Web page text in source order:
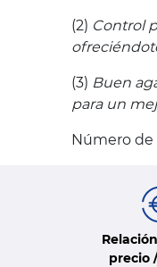
(2) Control
(3) Buen
para un
Número de
precio